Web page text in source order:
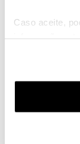
Caso aceite,
(cookies de
Caldo de